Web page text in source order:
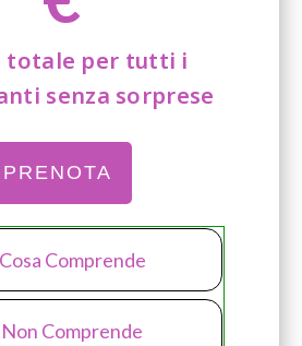
totale per tutti i
senza sorprese
PRENOTA
Cosa Comprende
Non Comprende